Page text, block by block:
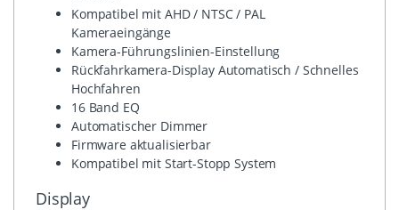
Kompatibel mit AHD / NTSC / PAL
Kameraeingänge
Kamera-Führungslinien-Einstellung
Rückfahrkamera-Display Automatisch / Schnelles
Hochfahren
16 Band EQ
Automatischer Dimmer
Firmware aktualisierbar
Kompatibel mit Start-Stopp System
Display